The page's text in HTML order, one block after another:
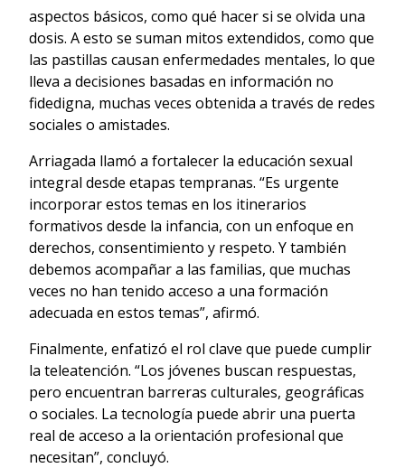
aspectos básicos, como qué hacer si se olvida una
dosis. A esto se suman mitos extendidos, como que
las pastillas causan enfermedades mentales, lo que
lleva a decisiones basadas en información no
fidedigna, muchas veces obtenida a través de redes
sociales o amistades.
Arriagada llamó a fortalecer la educación sexual
integral desde etapas tempranas. “Es urgente
incorporar estos temas en los itinerarios
formativos desde la infancia, con un enfoque en
derechos, consentimiento y respeto. Y también
debemos acompañar a las familias, que muchas
veces no han tenido acceso a una formación
adecuada en estos temas”, afirmó.
Finalmente, enfatizó el rol clave que puede cumplir
la teleatención. “Los jóvenes buscan respuestas,
pero encuentran barreras culturales, geográficas
o sociales. La tecnología puede abrir una puerta
real de acceso a la orientación profesional que
necesitan”, concluyó.